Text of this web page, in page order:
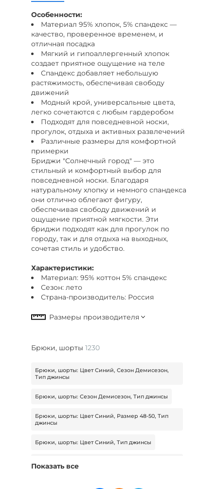
Особенности:
Материал 95% хлопок, 5% спандекс —
качество, проверенное временем, и
отличная посадка
Мягкий и гипоаллергенный хлопок
создает приятное ощущение на теле
Спандекс добавляет небольшую
растяжимость, обеспечивая свободу
движений
Модный крой, универсальные цвета,
легко сочетаются с любым гардеробом
Подходят для повседневной носки,
прогулок, отдыха и активных развлечений
Различные размеры для комфортной
примерки
Бриджи "Солнечный город" — это
стильный и комфортный выбор для
повседневной носки. Благодаря
натуральному хлопку и немного спандекса
они отлично облегают фигуру,
обеспечивая свободу движений и
ощущение приятной мягкости. Эти
бриджи подходят как для прогулок по
городу, так и для отдыха на выходных,
сочетая стиль и удобство.
Характеристики:
Материал: 95% коттон 5% спандекс
Сезон: лето
Страна-производитель: Россия
Брюки, шорты 1230
Брюки, шорты: Цвет Синий, Сезон Демисезон,
Тип джинсы
Брюки, шорты: Сезон Демисезон, Тип джинсы
Брюки, шорты: Цвет Синий, Размер 48-50, Тип
джинсы
Брюки, шорты: Цвет Синий, Тип джинсы
стандартная
Показать все